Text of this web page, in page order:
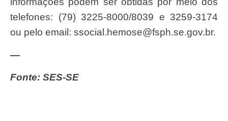
telefones: (79) 3225-8000/8039 e 3259-3174
ou pelo email: ssocial.hemose@fsph.se.gov.br.
—
Fonte: SES-SE